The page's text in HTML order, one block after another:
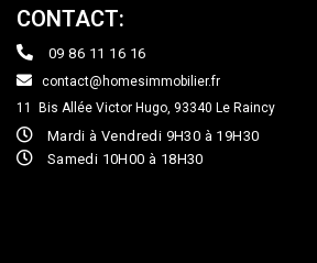
CONTACT:
09 86 11 16 16
contact@homesimmobilier.fr
11 Bis Allée Victor Hugo, 93340 Le Raincy
Mardi à Vendredi 9H30 à 19H30
Samedi 10H00 à 18H30